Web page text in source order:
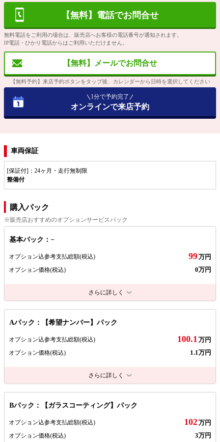
【無料】電話でお問合せ
無料電話をご利用の場合は、販売店へお客様の電話番号が通知されます。
IP電話・ひかり電話からはご利用いただけません。
【無料】メールでお問合せ
【無料予約】来店予約ボタンをタップ後、カレンダーから日時を選択してください
1分で予約完了
オンラインで来店予約
車両保証
[保証付]：24ヶ月・走行無制限
整備付
購入パック
※販売店おすすめのオプションサービスパック
基本パック：−
オプション込参考支払総額(税込) 99万円
オプション価格(税込) 0万円
さらに詳しく
Aパック：【希望ナンバー】パック
オプション込参考支払総額(税込) 100.1 万円
オプション価格(税込) 1.1万円
さらに詳しく
Bパック：【ガラスコーティング】パック
オプション込参考支払総額(税込) 102万円
オプション価格(税込) 3万円